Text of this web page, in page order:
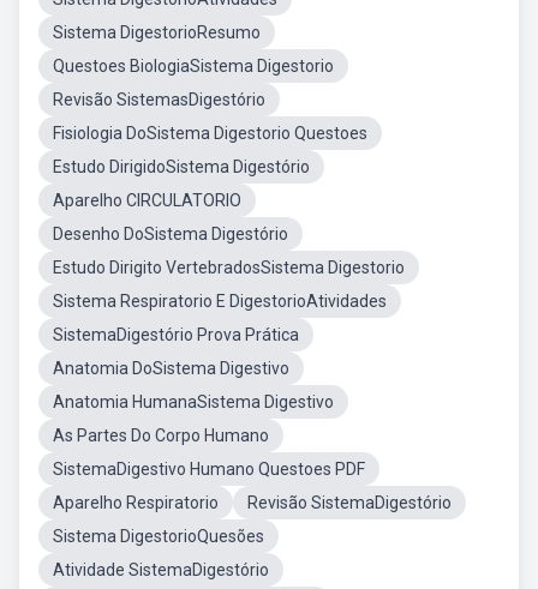
Sistema DigestorioResumo
Questoes BiologiaSistema Digestorio
Revisão SistemasDigestório
Fisiologia DoSistema Digestorio Questoes
Estudo DirigidoSistema Digestório
Aparelho CIRCULATORIO
Desenho DoSistema Digestório
Estudo Dirigito VertebradosSistema Digestorio
Sistema Respiratorio E DigestorioAtividades
SistemaDigestório Prova Prática
Anatomia DoSistema Digestivo
Anatomia HumanaSistema Digestivo
As Partes Do Corpo Humano
SistemaDigestivo Humano Questoes PDF
Aparelho Respiratorio
Revisão SistemaDigestório
Sistema DigestorioQuesões
Atividade SistemaDigestório